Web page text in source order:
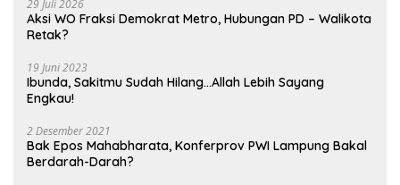
29 Juli 2026
Aksi WO Fraksi Demokrat Metro, Hubungan PD – Walikota
Retak?
19 Juni 2023
Ibunda, Sakitmu Sudah Hilang…Allah Lebih Sayang
Engkau!
2 Desember 2021
Bak Epos Mahabharata, Konferprov PWI Lampung Bakal
Berdarah-Darah?